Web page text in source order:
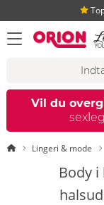
åbn menu
Vil du
StartsideLingeri & mode
Body